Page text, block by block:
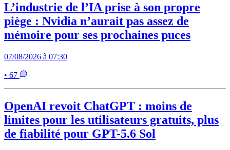
L’industrie de l’IA prise à son propre
piège : Nvidia n’aurait pas assez de
mémoire pour ses prochaines puces
07/08/2026 à 07:30
• 67
OpenAI revoit ChatGPT : moins de
limites pour les utilisateurs gratuits, plus
de fiabilité pour GPT-5.6 Sol